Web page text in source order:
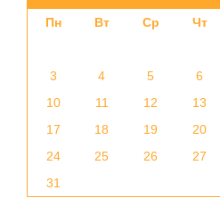
Пн Вт Ср Чт
3
4 5 6
10
11 12 13
17
18 19 20
24
25 26 27
31